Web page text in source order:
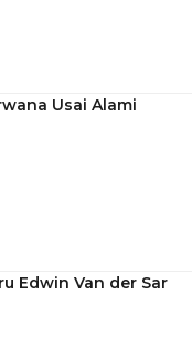
Usai Alami
Edwin Van der Sar